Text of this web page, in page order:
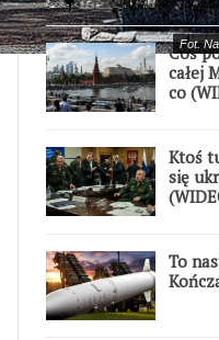
Fot.
Coś
całej
co
Ktoś
się
To